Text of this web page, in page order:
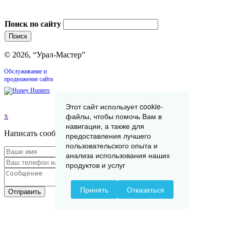
Поиск по сайту
© 2026, “Урал-Мастер”
Обслуживание и
продвижение сайта
x
Написать сообщение
Отправить
Этот сайт использует cookie-
файлы, чтобы помочь Вам в
навигации, а также для
предоставления лучшего
пользовательского опыта и
анализа использования наших
продуктов и услуг
Принять Отказаться